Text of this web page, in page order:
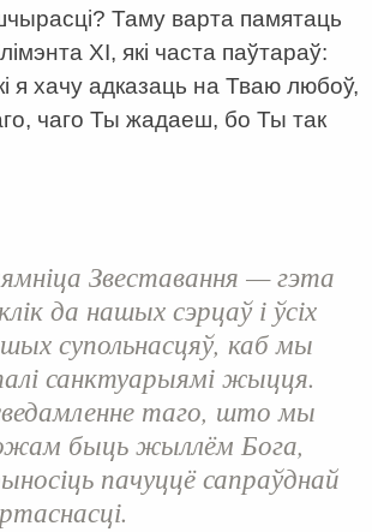
Таму варта памятаць
XI, які часта паўтараў:
я хачу адказаць на Тваю любоў,
чаго Ты жадаеш, бо Ты так
Звеставання — гэта
да нашых сэрцаў і ўсіх
супольнасцяў, каб мы
санктуарыямі жыцця.
таго, што мы
быць жыллём Бога,
пачуццё сапраўднай